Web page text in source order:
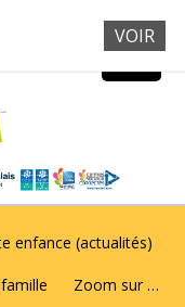
enfance (actualités)
Zoom sur …
VOIR